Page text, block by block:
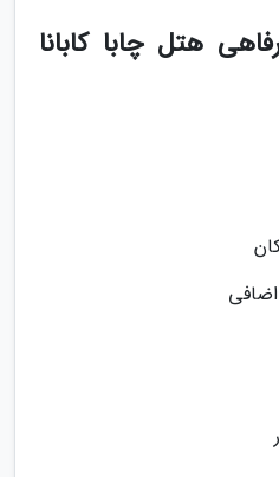
هتل چابا کابانا